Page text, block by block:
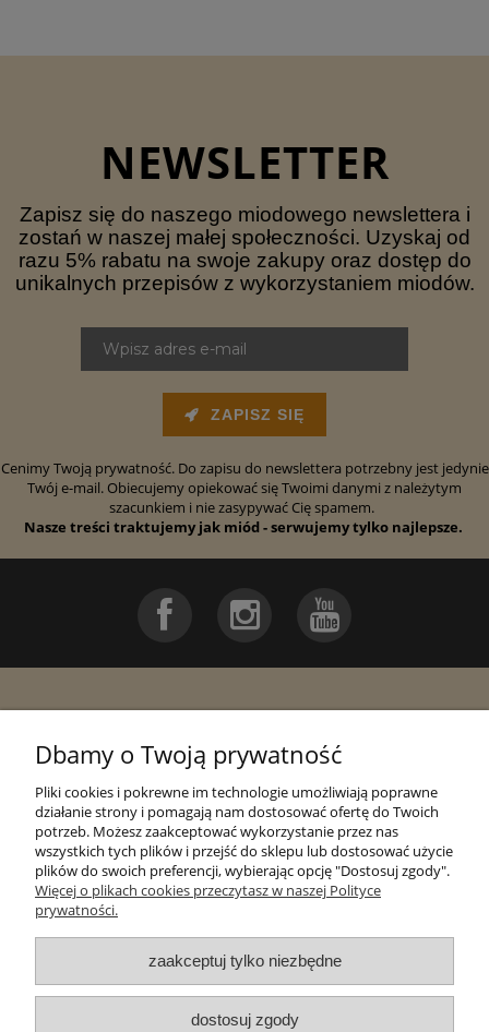
NEWSLETTER
Zapisz się do naszego miodowego newslettera i
zostań w naszej małej społeczności. Uzyskaj od
razu 5% rabatu na swoje zakupy oraz dostęp do
unikalnych przepisów z wykorzystaniem miodów.
ZAPISZ SIĘ
Cenimy Twoją prywatność. Do zapisu do newslettera potrzebny jest jedynie
Twój e-mail. Obiecujemy opiekować się Twoimi danymi z należytym
szacunkiem i nie zasypywać Cię spamem.
Nasze treści traktujemy jak miód - serwujemy tylko najlepsze.
Płatności i dostawa
Informacje
Dbamy o Twoją prywatność
Pliki cookies i pokrewne im technologie umożliwiają poprawne
działanie strony i pomagają nam dostosować ofertę do Twoich
potrzeb. Możesz zaakceptować wykorzystanie przez nas
wszystkich tych plików i przejść do sklepu lub dostosować użycie
plików do swoich preferencji, wybierając opcję "Dostosuj zgody".
Więcej o plikach cookies przeczytasz w naszej Polityce
prywatności.
zaakceptuj tylko niezbędne
dostosuj zgody